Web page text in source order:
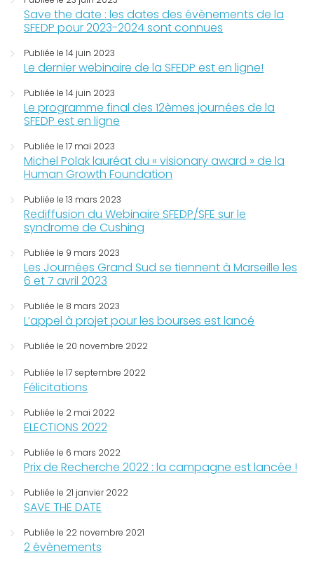
Save the date : les dates des évènements de la
SFEDP pour 2023-2024 sont connues
Publiée le 14 juin 2023
Le dernier webinaire de la SFEDP est en ligne!
Publiée le 14 juin 2023
Le programme final des 12èmes journées de la
SFEDP est en ligne
Publiée le 17 mai 2023
Michel Polak lauréat du « visionary award » de la
Human Growth Foundation
Publiée le 13 mars 2023
Rediffusion du Webinaire SFEDP/SFE sur le
syndrome de Cushing
Publiée le 9 mars 2023
Les Journées Grand Sud se tiennent à Marseille les
6 et 7 avril 2023
Publiée le 8 mars 2023
L’appel à projet pour les bourses est lancé
Publiée le 20 novembre 2022
Publiée le 17 septembre 2022
Félicitations
Publiée le 2 mai 2022
ELECTIONS 2022
Publiée le 6 mars 2022
Prix de Recherche 2022 : la campagne est lancée !
Publiée le 21 janvier 2022
SAVE THE DATE
Publiée le 22 novembre 2021
2 évènements